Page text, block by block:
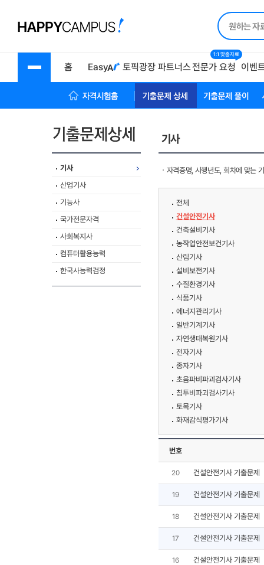
홈 Easy 토픽광장 파트너스전문가 요청
1:1 맞춤자료
이벤
자격시험 홈 기출문제상세 기출문제풀이
기사
산업기사
기능사
국가전문자격
사회복지사
컴퓨터활용능력
한국사능력검정
기사
자격증명, 시행년도, 회차에 맞는
전체
건설안전기사
건축설비기사
농작업안전보건기사
산림기사
설비보전기사
수질환경기사
식품기사
에너지관리기사
일반기계기사
자연생태복원기사
전자기사
종자기사
초음파비파괴검사기사
침투비파괴검사기사
토목기사
화재감식평가기사
번호
20 건설안전기사 기출문제
19 건설안전기사 기출문제
18 건설안전기사 기출문제
17 건설안전기사 기출문제
16 건설안전기사 기출문제